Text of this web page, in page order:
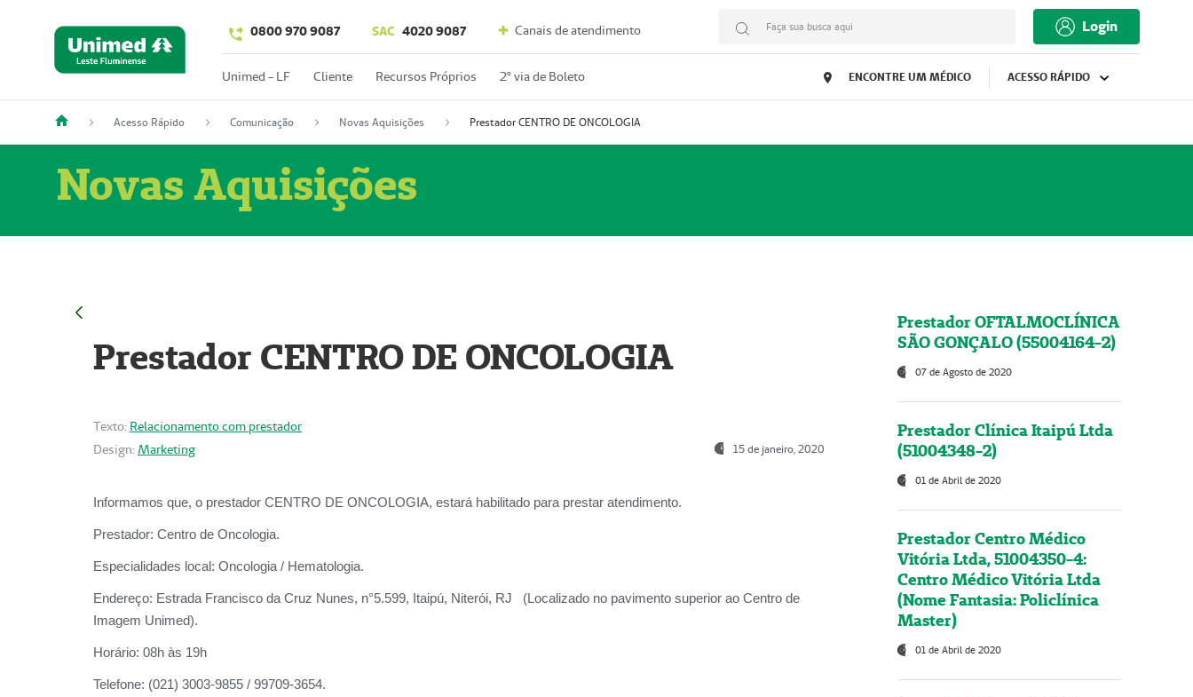
0800 970 9087 SAC 4020 9087 Canais de atendimento Faça sua busca aqui Login
Unimed - LF Cliente Recursos Próprios 2º via de Boleto ENCONTRE UM MÉDICO ACESSO RÁPIDO
Acesso Rápido Comunicação Novas Aquisições Prestador CENTRO DE ONCOLOGIA
Novas Aquisições
Prestador CENTRO DE ONCOLOGIA
Texto: Relacionamento com prestador
Design: Marketing 15 de janeiro, 2020
Informamos que, o prestador CENTRO DE ONCOLOGIA, estará habilitado para prestar atendimento.
Prestador: Centro de Oncologia.
Especialidades local: Oncologia / Hematologia.
Endereço: Estrada Francisco da Cruz Nunes, n°5.599, Itaipú, Niterói, RJ (Localizado no pavimento superior ao Centro de
Imagem Unimed).
Horário: 08h às 19h
Telefone: (021) 3003-9855 / 99709-3654.
Prestador OFTALMOCLÍNICA
SÃO GONÇALO (55004164-2)
07 de Agosto de 2020
Prestador Clínica Itaipú Ltda
(51004348-2)
01 de Abril de 2020
Prestador Centro Médico
Vitória Ltda, 51004350-4:
Centro Médico Vitória Ltda
(Nome Fantasia: Policlínica
Master)
01 de Abril de 2020